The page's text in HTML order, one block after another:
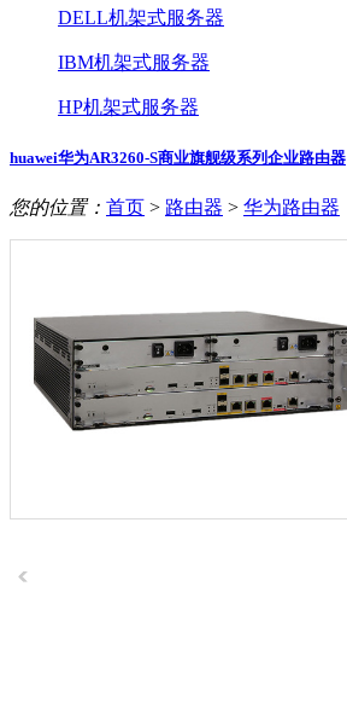
DELL机架式服务器
IBM机架式服务器
HP机架式服务器
huawei华为AR3260-S商业旗舰级系列企业路由器
您的位置： 首页 > 路由器 > 华为路由器